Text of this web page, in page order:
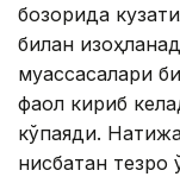
бозорида
билан
муассасалари
фаол кириб
кўпаяди.
нисбатан тезроқ